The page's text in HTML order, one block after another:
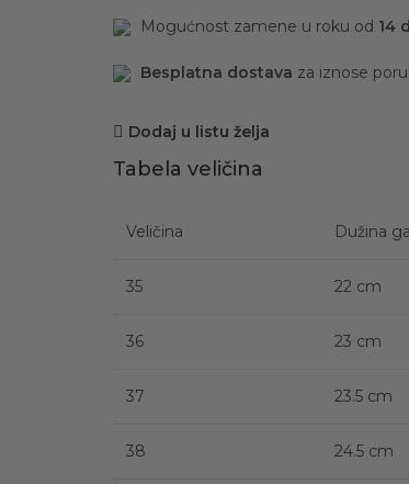
Mogućnost zamene u roku od 14
Besplatna dostava za iznose
Dodaj u listu želja
Tabela veličina
Veličina Dužina
35 22 cm
36 23 cm
37 23.5 cm
38 24.5 cm